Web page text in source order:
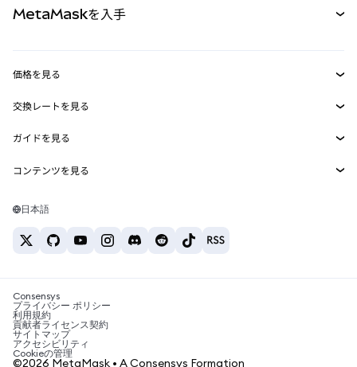
RWA
MetaMask Connect
Snaps
Web3サービス
MetaMaskを入手
セキュリティ
サポート
キャリア
お問い合わせ
価格を見る
イーサリアムの価格
Solanaの価格
Tetherの価格
交換レートを見る
ETH→USD
USDT→INR
BTC→INR
ETH→USDT
ガイドを見る
ETHの購入
USDTの購入
SHIBの購入
BNBの購入
コンテンツを見る
Solanaウォレット
税制関連ニュース
暗号資産の購入方法は？
ビットコインを売るには？
日本語
Consensys
プライバシー ポリシー
利用規約
貢献者ライセンス契約
サイトマップ
アクセシビリティ
Cookieの管理
©2026 MetaMask • A Consensys Formation